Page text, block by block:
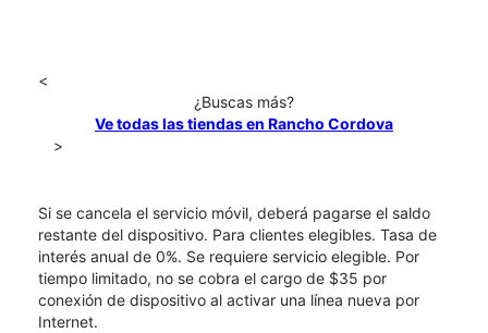
<
¿Buscas más?
Ve todas las tiendas en Rancho Cordova
>
Si se cancela el servicio móvil, deberá pagarse el saldo
restante del dispositivo. Para clientes elegibles. Tasa de
interés anual de 0%. Se requiere servicio elegible. Por
tiempo limitado, no se cobra el cargo de $35 por
conexión de dispositivo al activar una línea nueva por
Internet.